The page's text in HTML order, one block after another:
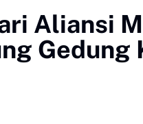
Aliansi
Gedung